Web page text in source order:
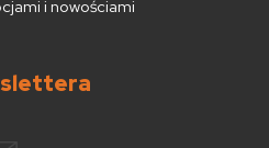
i nowościami